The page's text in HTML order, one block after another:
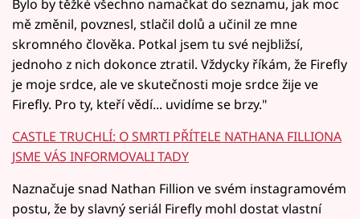
Bylo by těžké všechno namačkat do seznamu, jak moc
mě změnil, povznesl, stlačil dolů a učinil ze mne
skromného člověka. Potkal jsem tu své nejbližsí,
jednoho z nich dokonce ztratil. Vždycky říkám, že Firefly
je moje srdce, ale ve skutečnosti moje srdce žije ve
Firefly. Pro ty, kteří vědí... uvidíme se brzy."
CASTLE TRUCHLÍ: O SMRTI PŘÍTELE NATHANA FILLIONA
JSME VÁS INFORMOVALI TADY
Naznačuje snad Nathan Fillion ve svém instagramovém
postu, že by slavný seriál Firefly mohl dostat vlastní